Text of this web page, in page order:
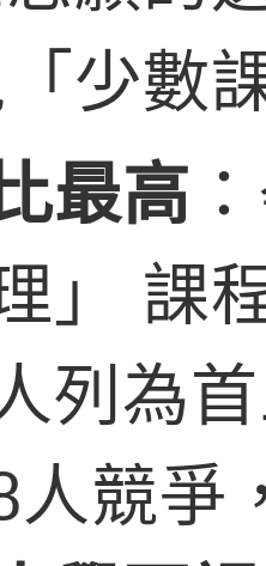
少數
最高
」 課
列為
人競爭